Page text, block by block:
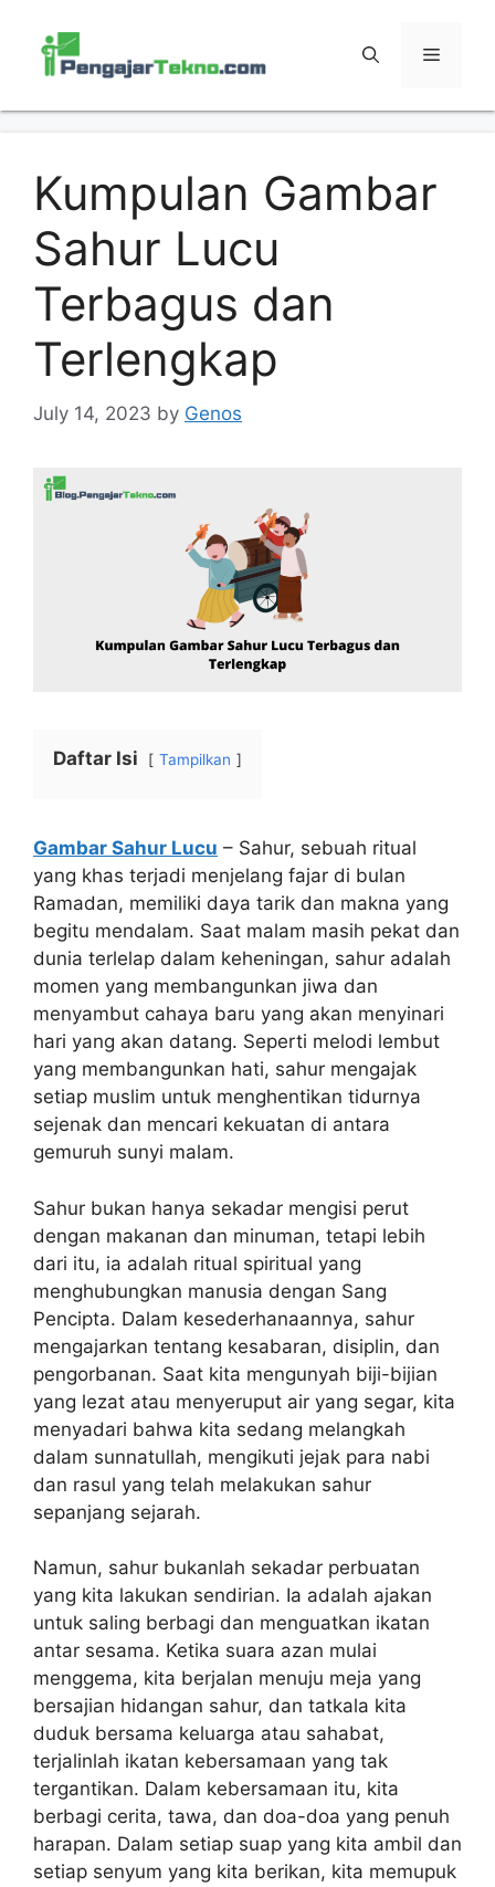
content
MENU
Kumpulan Gambar
Sahur Lucu
Terbagus dan
Terlengkap
July 14, 2023 by Genos
Daftar Isi Tampilkan
Gambar Sahur Lucu – Sahur, sebuah ritual
yang khas terjadi menjelang fajar di bulan
Ramadan, memiliki daya tarik dan makna yang
begitu mendalam. Saat malam masih pekat dan
dunia terlelap dalam keheningan, sahur adalah
momen yang membangunkan jiwa dan
menyambut cahaya baru yang akan menyinari
hari yang akan datang. Seperti melodi lembut
yang membangunkan hati, sahur mengajak
setiap muslim untuk menghentikan tidurnya
sejenak dan mencari kekuatan di antara
gemuruh sunyi malam.
Sahur bukan hanya sekadar mengisi perut
dengan makanan dan minuman, tetapi lebih
dari itu, ia adalah ritual spiritual yang
menghubungkan manusia dengan Sang
Pencipta. Dalam kesederhanaannya, sahur
mengajarkan tentang kesabaran, disiplin, dan
pengorbanan. Saat kita mengunyah biji-bijian
yang lezat atau menyeruput air yang segar, kita
menyadari bahwa kita sedang melangkah
dalam sunnatullah, mengikuti jejak para nabi
dan rasul yang telah melakukan sahur
sepanjang sejarah.
Namun, sahur bukanlah sekadar perbuatan
yang kita lakukan sendirian. Ia adalah ajakan
untuk saling berbagi dan menguatkan ikatan
antar sesama. Ketika suara azan mulai
menggema, kita berjalan menuju meja yang
bersajian hidangan sahur, dan tatkala kita
duduk bersama keluarga atau sahabat,
terjalinlah ikatan kebersamaan yang tak
tergantikan. Dalam kebersamaan itu, kita
berbagi cerita, tawa, dan doa-doa yang penuh
harapan. Dalam setiap suap yang kita ambil dan
setiap senyum yang kita berikan, kita memupuk